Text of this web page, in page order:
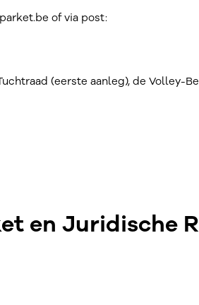
of via post:
(eerste aanleg), de Volley-
en Juridische